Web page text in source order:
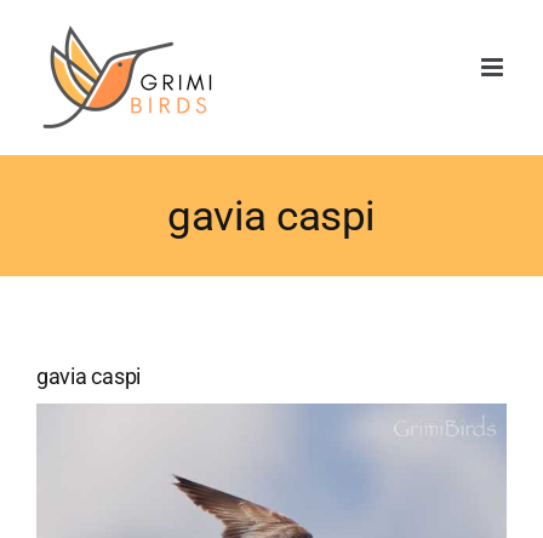
contenido
gavia caspi
gavia caspi